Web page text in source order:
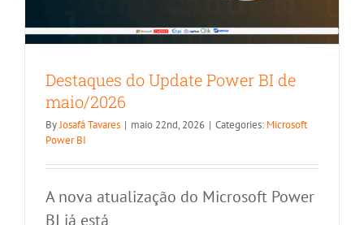
Destaques do Update Power BI de
maio/2026
ByJosafá Tavares | maio 22nd, 2026 | Categories: Microsoft
Power BI
A nova atualização do Microsoft Power
BI já está